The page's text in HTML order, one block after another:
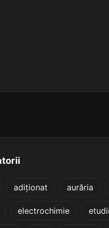
adiționat aurăria
electrochimie